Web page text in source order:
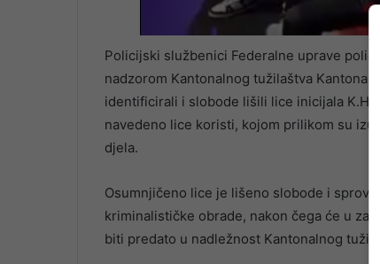
Policijski službenici Federalne uprave
nadzorom Kantonalnog tužilaštva Kantona
identificirali i slobode lišili lice inicijala K.H.
navedeno lice koristi, kojom prilikom su
djela.
Osumnjičeno lice je lišeno slobode i
kriminalističke obrade, nakon čega će u
biti predato u nadležnost Kantonalnog